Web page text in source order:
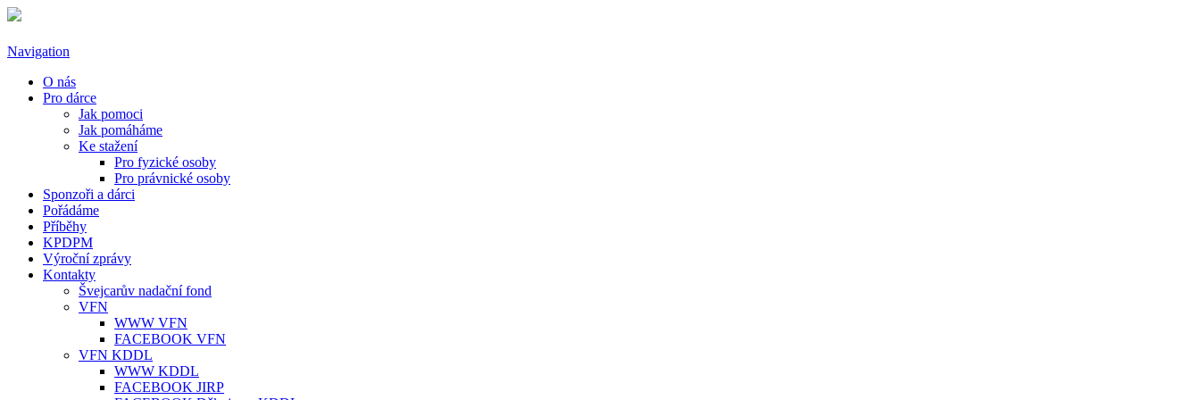
Přejít k hlavnímu obsahu
Navigation
O nás
Pro dárce
Jak pomoci
Jak pomáháme
Ke stažení
Pro fyzické osoby
Pro právnické osoby
Sponzoři a dárci
Pořádáme
Příběhy
KPDPM
Výroční zprávy
Kontakty
Švejcarův nadační fond
VFN
WWW VFN
FACEBOOK VFN
VFN KDDL
WWW KDDL
FACEBOOK JIRP